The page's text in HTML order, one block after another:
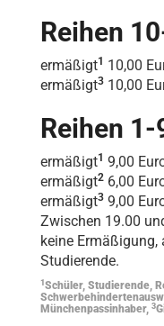
Reihen
ermäßigt1 10,00
ermäßigt3 10,00
Reihen 1-
ermäßigt1 9,00
ermäßigt2 6,00
ermäßigt3 9,00
Zwischen 19.00
keine
Studierende.
1 Schüler, Studierende,
Münchenpassinhaber, 3